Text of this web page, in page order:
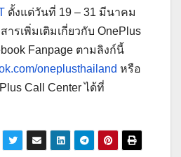
ตั้งแต่วันที่ 19 – 31 มีนาคม
รเพิ่มเติมเกี่ยวกับ OnePlus
Fanpage ตามลิงก์นี้
oneplusthailand หรือ
Call Center ได้ที่